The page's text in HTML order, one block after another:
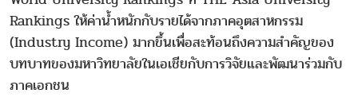
Rankings ให้ค่าน้ำหนักกับรายได้จากภาคอุตสาหกรรม
(Industry Income) มากขึ้นเพื่อสะท้อนถึงความสำคัญของ
บทบาทของมหาวิทยาลัยในเอเชียกับการวิจัยและพัฒนาร่วมกับ
ภาคเอกชน